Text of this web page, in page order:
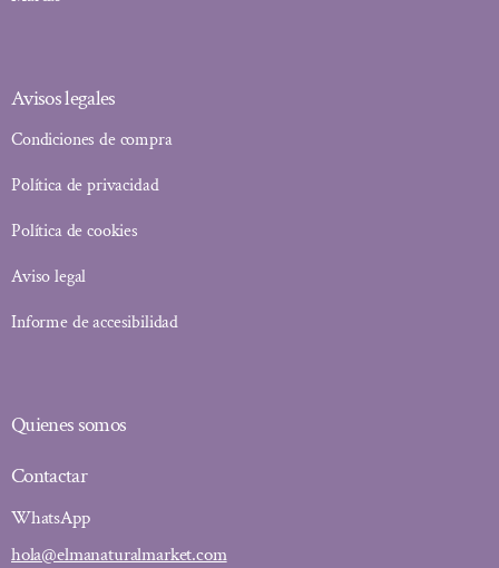
Avisos legales
Condiciones de compra
Política de privacidad
Política de cookies
Aviso legal
Informe de accesibilidad
Quienes somos
Contactar
WhatsApp
hola@elmanaturalmarket.com